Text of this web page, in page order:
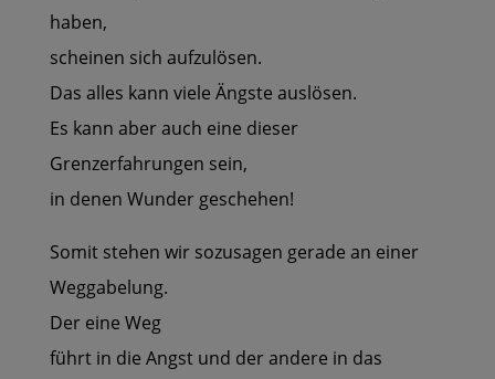
haben,
scheinen sich aufzulösen.
Das alles kann viele Ängste auslösen.
Es kann aber auch eine dieser
Grenzerfahrungen sein,
in denen Wunder geschehen!
Somit stehen wir sozusagen gerade an einer
Weggabelung.
Der eine Weg
führt in die Angst und der andere in das